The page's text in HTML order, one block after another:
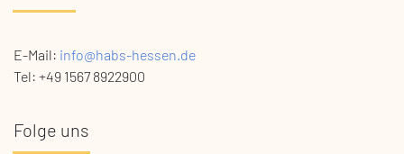
E-Mail: info@habs-hessen.de
Tel: +49 1567 8922900
Folge uns